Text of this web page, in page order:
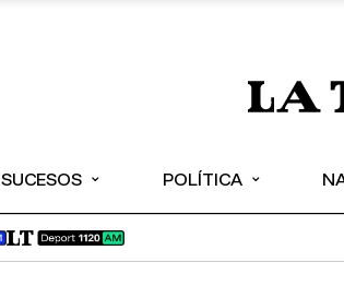
SUCESOS ⌄ POLÍTICA ⌄